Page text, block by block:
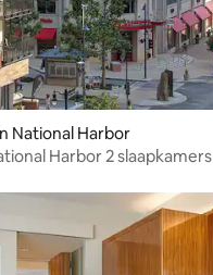
National Harbor
Harbor 2 slaapkamers